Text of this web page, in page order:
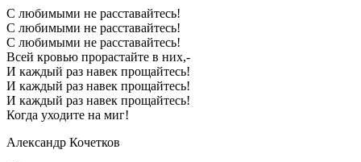
С любимыми не расставайтесь!
С любимыми не расставайтесь!
С любимыми не расставайтесь!
Всей кровью прорастайте в них,-
И каждый раз навек прощайтесь!
И каждый раз навек прощайтесь!
И каждый раз навек прощайтесь!
Когда уходите на миг!
Александр Кочетков